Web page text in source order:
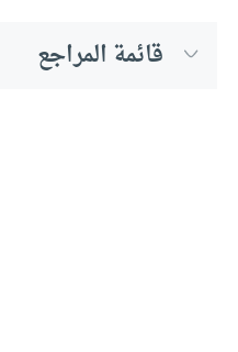
قائمة المراجع